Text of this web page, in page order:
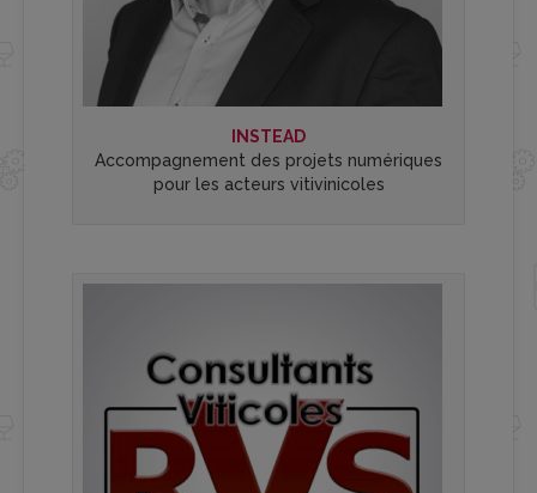
INSTEAD
Accompagnement des projets numériques
pour les acteurs vitivinicoles